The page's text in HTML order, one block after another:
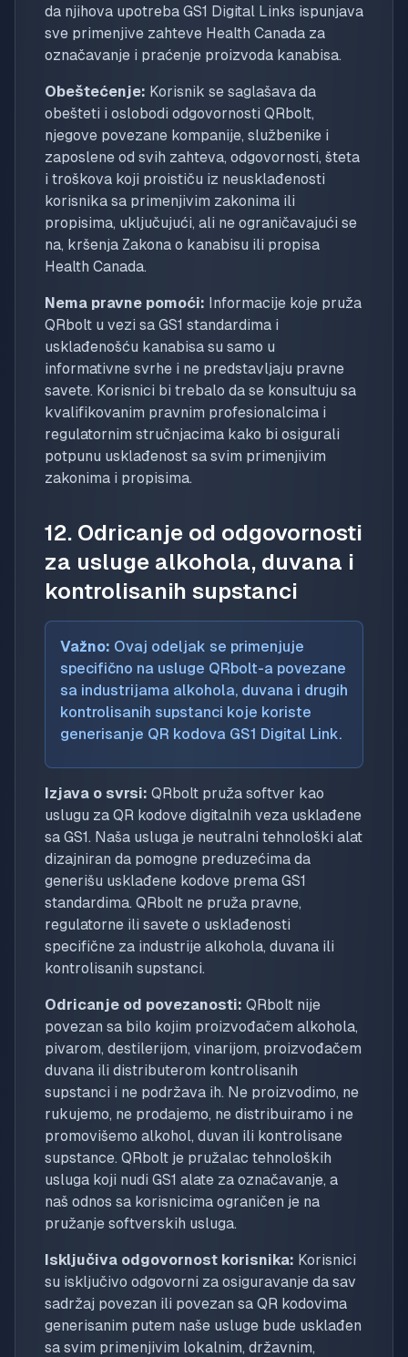
da njihova upotreba GS1 Digital Links ispunjava
sve primenjive zahteve Health Canada za
označavanje i praćenje proizvoda kanabisa.
Obeštećenje: Korisnik se saglašava da
obešteti i oslobodi odgovornosti QRbolt,
njegove povezane kompanije, službenike i
zaposlene od svih zahteva, odgovornosti, šteta
i troškova koji proističu iz neusklađenosti
korisnika sa primenjivim zakonima ili
propisima, uključujući, ali ne ograničavajući se
na, kršenja Zakona o kanabisu ili propisa
Health Canada.
Nema pravne pomoći: Informacije koje pruža
QRbolt u vezi sa GS1 standardima i
usklađenošću kanabisa su samo u
informativne svrhe i ne predstavljaju pravne
savete. Korisnici bi trebalo da se konsultuju sa
kvalifikovanim pravnim profesionalcima i
regulatornim stručnjacima kako bi osigurali
potpunu usklađenost sa svim primenjivim
zakonima i propisima.
12. Odricanje od odgovornosti
za usluge alkohola, duvana i
kontrolisanih supstanci
Važno: Ovaj odeljak se primenjuje
specifično na usluge QRbolt-a povezane
sa industrijama alkohola, duvana i drugih
kontrolisanih supstanci koje koriste
generisanje QR kodova GS1 Digital Link.
Izjava o svrsi: QRbolt pruža softver kao
uslugu za QR kodove digitalnih veza usklađene
sa GS1. Naša usluga je neutralni tehnološki alat
dizajniran da pomogne preduzećima da
generišu usklađene kodove prema GS1
standardima. QRbolt ne pruža pravne,
regulatorne ili savete o usklađenosti
specifične za industrije alkohola, duvana ili
kontrolisanih supstanci.
Odricanje od povezanosti: QRbolt nije
povezan sa bilo kojim proizvođačem alkohola,
pivarom, destilerijom, vinarijom, proizvođačem
duvana ili distributerom kontrolisanih
supstanci i ne podržava ih. Ne proizvodimo, ne
rukujemo, ne prodajemo, ne distribuiramo i ne
promovišemo alkohol, duvan ili kontrolisane
supstance. QRbolt je pružalac tehnoloških
usluga koji nudi GS1 alate za označavanje, a
naš odnos sa korisnicima ograničen je na
pružanje softverskih usluga.
Isključiva odgovornost korisnika: Korisnici
su isključivo odgovorni za osiguravanje da sav
sadržaj povezan ili povezan sa QR kodovima
generisanim putem naše usluge bude usklađen
sa svim primenjivim lokalnim, državnim,